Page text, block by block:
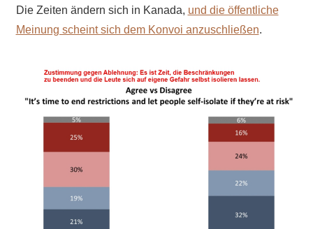
Die Zeiten ändern sich in Kanada, und die öffentliche
Meinung scheint sich dem Konvoi anzuschließen.